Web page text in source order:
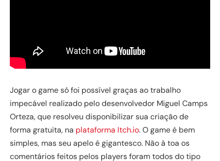
Jogar o game só foi possível graças ao trabalho
impecável realizado pelo desenvolvedor Miguel Camps
Orteza, que resolveu disponibilizar sua criação de
forma gratuita, na plataforma Itch.io. O game é bem
simples, mas seu apelo é gigantesco. Não à toa os
comentários feitos pelos players foram todos do tipo